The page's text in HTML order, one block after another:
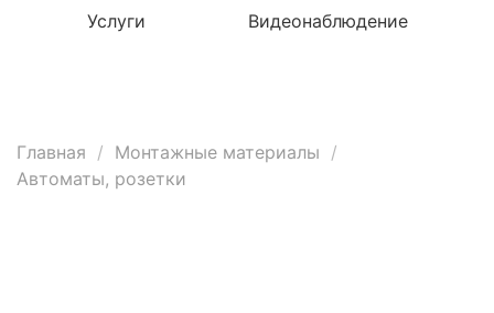
Услуги Видеонаблюдение
Главная
Монтажные материалы
Автоматы, розетки